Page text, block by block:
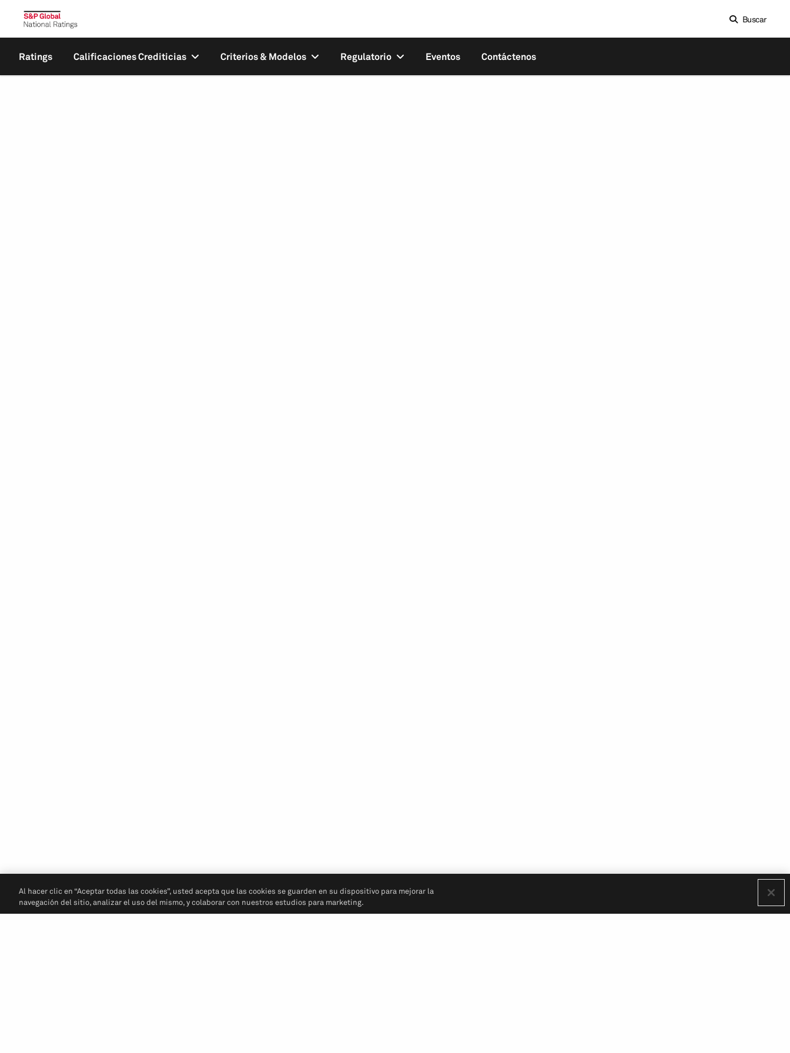
Buscar
Ratings Calificaciones Crediticias Criterios & Modelos Regulatorio Eventos Contáctenos
Al hacer clic en “Aceptar todas las cookies”, usted acepta que las cookies se guarden en su dispositivo para mejorar la
navegación del sitio, analizar el uso del mismo, y colaborar con nuestros estudios para marketing.